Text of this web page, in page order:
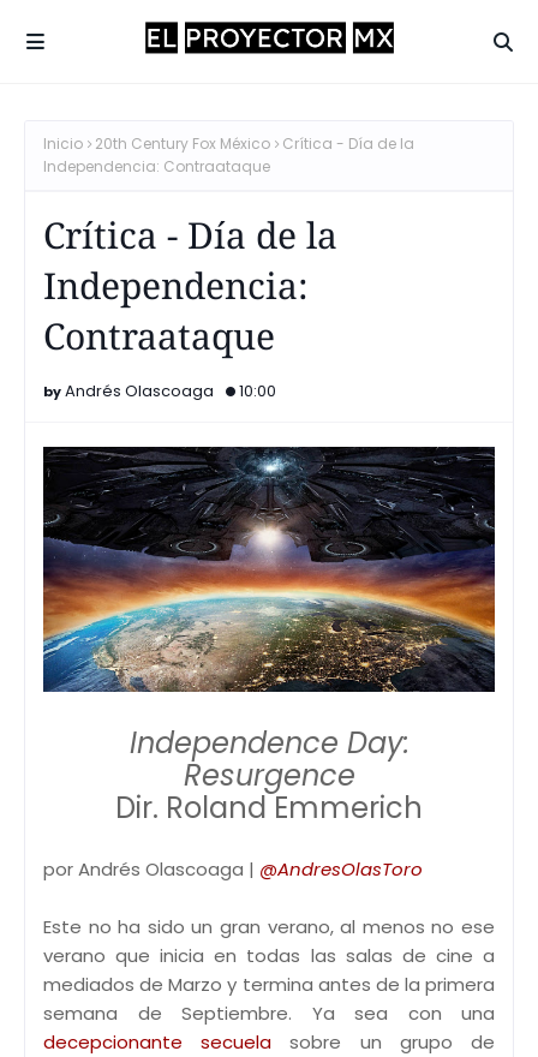
Inicio 20th Century Fox México
Crítica - Día de la
Independencia: Contraataque
Crítica - Día de la
Independencia:
Contraataque
Andrés Olascoaga 10:00
Independence Day:
Resurgence
Dir. Roland Emmerich
por Andrés Olascoaga | @AndresOlasToro
Este no ha sido un gran verano, al menos no ese
verano que inicia en todas las salas de cine a
mediados de Marzo y termina antes de la primera
semana de Septiembre. Ya sea con una
decepcionante secuela sobre un grupo de